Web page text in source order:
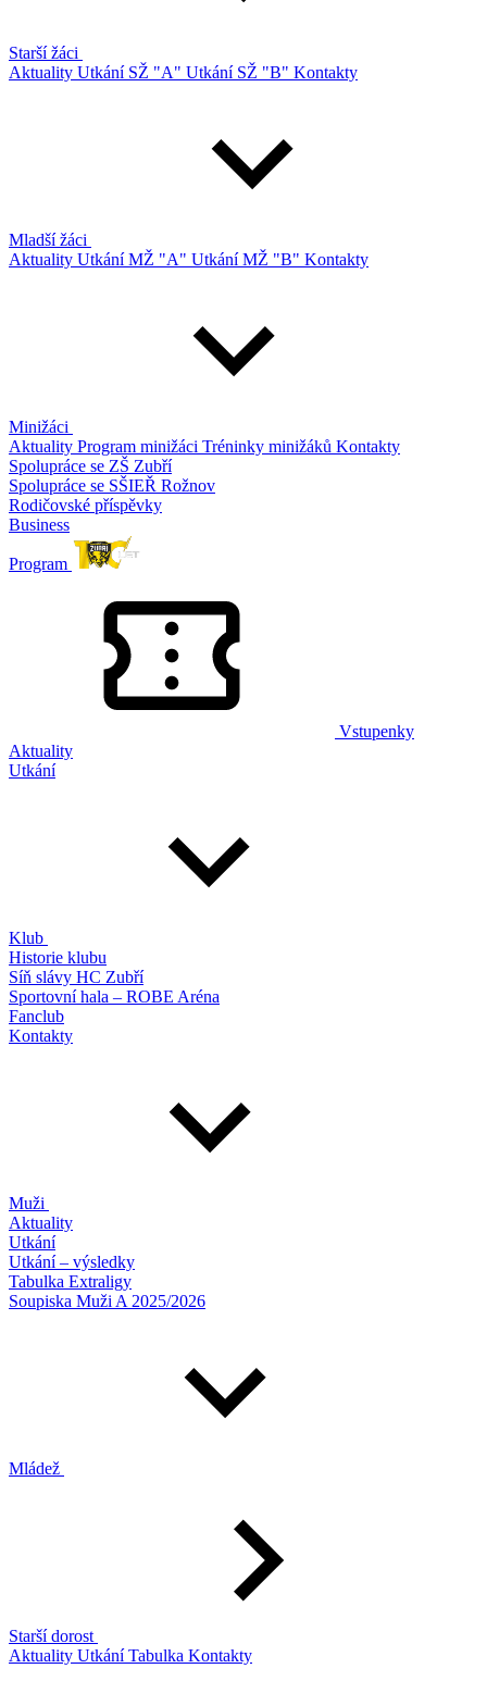
Starší žáci
Aktuality Utkání SŽ "A" Utkání SŽ "B" Kontakty
Mladší žáci
Aktuality Utkání MŽ "A" Utkání MŽ "B" Kontakty
Minižáci
Aktuality Program minižáci Tréninky minižáků Kontakty
Spolupráce se ZŠ Zubří
Spolupráce se SŠIEŘ Rožnov
Rodičovské příspěvky
Business
Program
Vstupenky
Aktuality
Utkání
Klub
Historie klubu
Síň slávy HC Zubří
Sportovní hala – ROBE Aréna
Fanclub
Kontakty
Muži
Aktuality
Utkání
Utkání – výsledky
Tabulka Extraligy
Soupiska Muži A 2025/2026
Mládež
Starší dorost
Aktuality UtkáníTabulka Kontakty